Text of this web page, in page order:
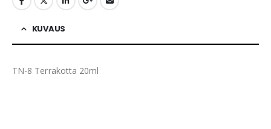
KUVAUS
TN-8 Terrakotta 20ml